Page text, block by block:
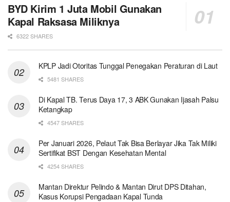
BYD Kirim 1 Juta Mobil Gunakan
Kapal Raksasa Miliknya
6322 SHARES
KPLP Jadi Otoritas Tunggal Penegakan Peraturan di Laut
5481 SHARES
Di Kapal TB. Terus Daya 17, 3 ABK Gunakan Ijasah Palsu
Ketangkap
4547 SHARES
Per Januari 2026, Pelaut Tak Bisa Berlayar Jika Tak Miliki
Sertifikat BST Dengan Kesehatan Mental
4254 SHARES
Mantan Direktur Pelindo & Mantan Dirut DPS Ditahan,
Kasus Korupsi Pengadaan Kapal Tunda